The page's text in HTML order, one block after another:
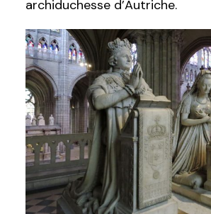
archiduchesse d’Autriche.